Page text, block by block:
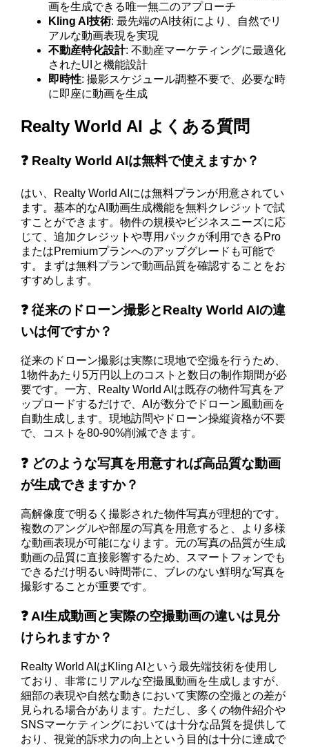
画を生成できる唯一無二のアプローチ
Kling AI技術: 最先端のAI技術により、自然でリ
アルな動画表現を実現
不動産特化設計: 不動産マーケティングに最適化
されたUIと機能設計
即時性: 撮影スケジュール調整不要で、必要な時
に即座に動画を生成
Realty World AI よくある質問
❓ Realty World AIは無料で使えますか？
はい、Realty World AIには無料プランが用意されてい
ます。基本的なAI動画生成機能を無料クレジットで試
すことができます。物件の規模やビジネスニーズに応
じて、追加クレジットや専用パックが利用できるPro
またはPremiumプランへのアップグレードも可能で
す。まずは無料プランで動画品質を確認することをお
すすめします。
❓ 従来のドローン撮影とRealty World AIの違
いは何ですか？
従来のドローン撮影は実際に現地で空撮を行うため、
1物件あたり5万円以上のコストと数日の制作期間が必
要です。一方、Realty World AIは既存の物件写真をア
ップロードするだけで、AIが数分でドローン風動画を
自動生成します。現地訪問やドローン操縦資格が不要
で、コストを80-90%削減できます。
❓ どのような写真を用意すれば高品質な動画
が生成できますか？
高解像度で明るく撮影された物件写真が理想的です。
複数のアングルや部屋の写真を用意すると、より多様
な動画表現が可能になります。元の写真の品質が生成
動画の品質に直接影響するため、スマートフォンでも
できるだけ明るい時間帯に、ブレのない鮮明な写真を
撮影することが重要です。
❓ AI生成動画と実際の空撮動画の違いは見分
けられますか？
Realty World AIはKling AIという最先端技術を使用し
ており、非常にリアルな空撮風動画を生成しますが、
細部の表現や自然な動きにおいて実際の空撮との差が
見られる場合があります。ただし、多くの物件紹介や
SNSマーケティングにおいては十分な品質を提供して
おり、視覚的訴求力の向上という目的は十分に達成で